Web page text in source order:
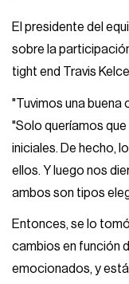
El presidente del
sobre la
tight end Travis
"Tuvimos una buena
"Solo queríamos
iniciales. De hecho,
ellos. Y luego nos
ambos son tipos
Entonces, se lo
cambios en función
emocionados, y